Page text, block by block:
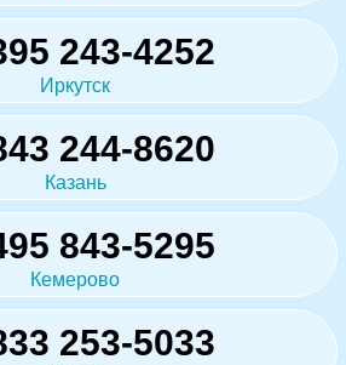
243-4252
Иркутск
244-8620
Казань
843-5295
Кемерово
253-5033